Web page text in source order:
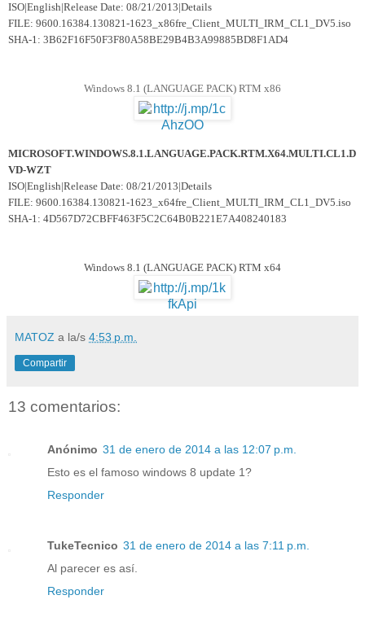
ISO|English|Release Date: 08/21/2013|Details
FILE: 9600.16384.130821-1623_x86fre_Client_MULTI_IRM_CL1_DV5.iso
SHA-1: 3B62F16F50F3F80A58BE29B4B3A99885BD8F1AD4
Windows 8.1 (LANGUAGE PACK) RTM x86
MICROSOFT.WINDOWS.8.1.LANGUAGE.PACK.RTM.X64.MULTI.CL1.D
VD-WZT
ISO|English|Release Date: 08/21/2013|Details
FILE: 9600.16384.130821-1623_x64fre_Client_MULTI_IRM_CL1_DV5.iso
SHA-1: 4D567D72CBFF463F5C2C64B0B221E7A408240183
Windows 8.1 (LANGUAGE PACK) RTM x64
MATOZ a la/s 4:53 p.m.
Compartir
13 comentarios:
Anónimo 31 de enero de 2014 a las 12:07 p.m.
Esto es el famoso windows 8 update 1?
Responder
TukeTecnico 31 de enero de 2014 a las 7:11 p.m.
Al parecer es así.
Responder